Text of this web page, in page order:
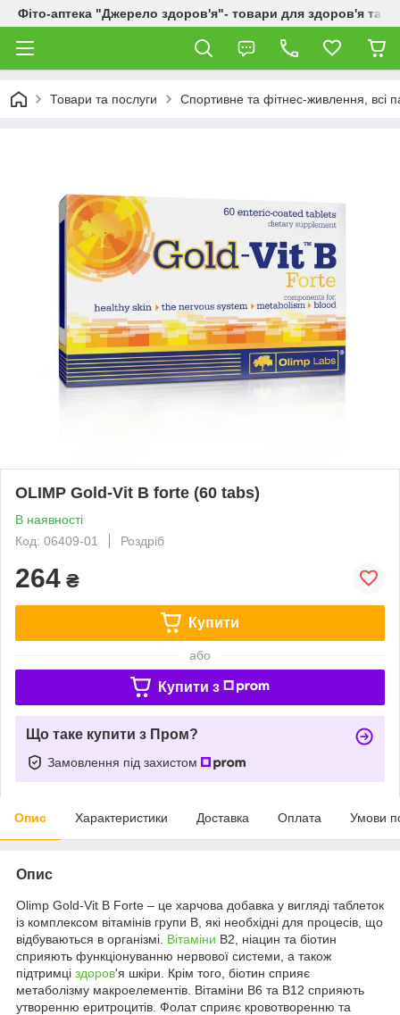
Фіто-аптека "Джерело здоров'я"- товари для здоров'я та
Товари та послуги Спортивне та фітнес-живлення, всі
OLIMP Gold-Vit B forte (60 tabs)
В наявності
Код: 06409-01
Роздріб
264 ₴
Купити
або
Купити з
Що таке купити з Пром?
Замовлення під захистом
Опис Характеристики Доставка Оплата Умови
Опис
Оlimp Gold-Vit B Forte – це харчова добавка у вигляді таблеток
із комплексом вітамінів групи В, які необхідні для процесів, що
відбуваються в організмі. Вітаміни В2, ніацин та біотин
сприяють функціонуванню нервової системи, а також
підтримці здоров'я шкіри. Крім того, біотин сприяє
метаболізму макроелементів. Вітаміни В6 та В12 сприяють
утворенню еритроцитів. Фолат сприяє кровотворенню та